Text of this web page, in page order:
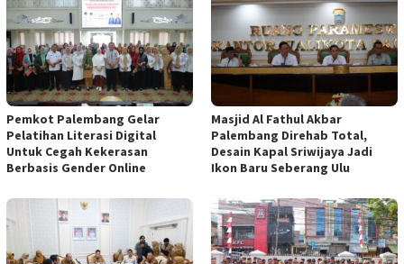
Pemkot Palembang Gelar
Pelatihan Literasi Digital
Untuk Cegah Kekerasan
Berbasis Gender Online
Masjid Al Fathul Akbar
Palembang Direhab Total,
Desain Kapal Sriwijaya Jadi
Ikon Baru Seberang Ulu